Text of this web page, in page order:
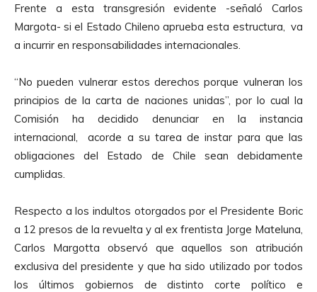
Frente a esta transgresión evidente -señaló Carlos
Margota- si el Estado Chileno aprueba esta estructura, va
a incurrir en responsabilidades internacionales.
“No pueden vulnerar estos derechos porque vulneran los
principios de la carta de naciones unidas”, por lo cual la
Comisión ha decidido denunciar en la instancia
internacional, acorde a su tarea de instar para que las
obligaciones del Estado de Chile sean debidamente
cumplidas.
Respecto a los indultos otorgados por el Presidente Boric
a 12 presos de la revuelta y al ex frentista Jorge Mateluna,
Carlos Margotta observó que aquellos son atribución
exclusiva del presidente y que ha sido utilizado por todos
los últimos gobiernos de distinto corte político e